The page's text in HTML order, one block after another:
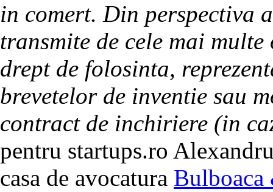
in comert. Din perspectiva
transmite de cele mai
drept de folosinta,
brevetelor de inventie sau
contract de inchiriere (in
pentru startups.ro
casa de avocatura